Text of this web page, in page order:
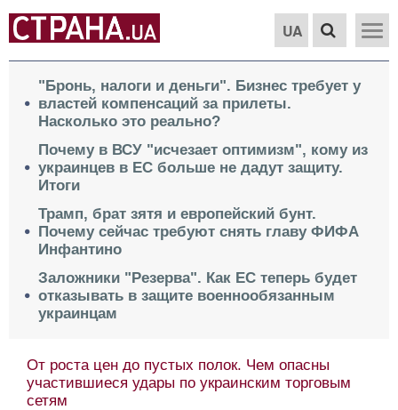
UA
"Бронь, налоги и деньги". Бизнес требует у
властей компенсаций за прилеты.
Насколько это реально?
Почему в ВСУ "исчезает оптимизм", кому из
украинцев в ЕС больше не дадут защиту.
Итоги
Трамп, брат зятя и европейский бунт.
Почему сейчас требуют снять главу ФИФА
Инфантино
Заложники "Резерва". Как ЕС теперь будет
отказывать в защите военнообязанным
украинцам
От роста цен до пустых полок. Чем опасны
участившиеся удары по украинским торговым
сетям